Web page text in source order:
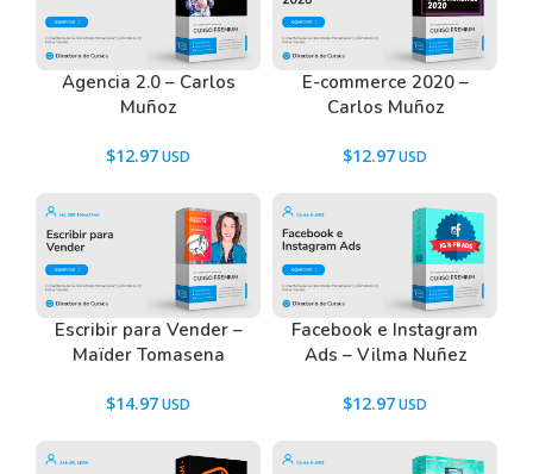
Agencia 2.0 – Carlos
Muñoz
$12.97
E-commerce 2020 –
Carlos Muñoz
$12.97
Escribir para Vender –
Maïder Tomasena
$14.97
Facebook e Instagram
Ads – Vilma Nuñez
$12.97